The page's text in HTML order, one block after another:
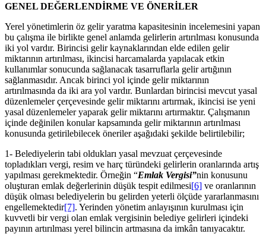
GENEL DEĞERLENDİRME VE ÖNERİLER
Yerel yönetimlerin öz gelir yaratma kapasitesinin incelemesini yapan
bu çalışma ile birlikte genel anlamda gelirlerin artırılması konusunda
iki yol vardır. Birincisi gelir kaynaklarından elde edilen gelir
miktarının artırılması, ikincisi harcamalarda yapılacak etkin
kullanımlar sonucunda sağlanacak tasarruflarla gelir artığının
sağlanmasıdır. Ancak birinci yol içinde gelir miktarının
artırılmasında da iki ara yol vardır. Bunlardan birincisi mevcut yasal
düzenlemeler çerçevesinde gelir miktarını artırmak, ikincisi ise yeni
yasal düzenlemeler yaparak gelir miktarını artırmaktır. Çalışmanın
içinde değinilen konular kapsamında gelir miktarının artırılması
konusunda getirilebilecek öneriler aşağıdaki şekilde belirtilebilir;
1- Belediyelerin tabi oldukları yasal mevzuat çerçevesinde
topladıkları vergi, resim ve harç türündeki gelirlerin oranlarında artış
yapılması gerekmektedir. Örneğin “Emlak Vergisi”nin konusunu
oluşturan emlak değerlerinin düşük tespit edilmesi[6] ve oranlarının
düşük olması belediyelerin bu gelirden yeterli ölçüde yararlanmasını
engellemektedir[7]. Yerinden yönetim anlayışının kurulması için
kuvvetli bir vergi olan emlak vergisinin belediye gelirleri içindeki
payının artırılması yerel bilincin artmasına da imkân tanıyacaktır.